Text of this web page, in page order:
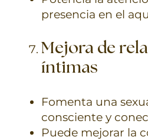
presencia en el
Mejora de
íntimas
Fomenta una
consciente y
Puede mejorar la